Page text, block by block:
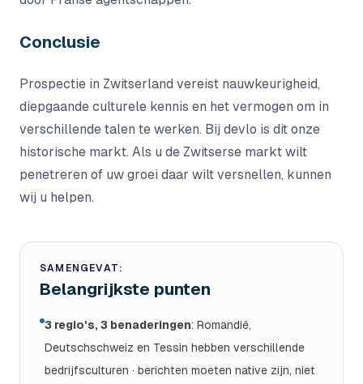
Conclusie
Prospectie in Zwitserland vereist nauwkeurigheid,
diepgaande culturele kennis en het vermogen om in
verschillende talen te werken. Bij devlo is dit onze
historische markt. Als u de Zwitserse markt wilt
penetreren of uw groei daar wilt versnellen, kunnen
wij u helpen.
SAMENGEVAT:
Belangrijkste punten
3 regio's, 3 benaderingen: Romandië,
Deutschschweiz en Tessin hebben verschillende
bedrijfsculturen · berichten moeten native zijn, niet